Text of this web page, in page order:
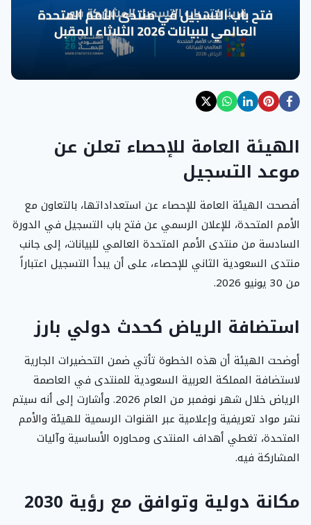
الهيئة العامة للإحصاء تعلن عن
موعد التسجيل
أفصحت الهيئة العامة للإحصاء عن استعداداتها، بالتعاون مع
الأمم المتحدة، للإعلان الرسمي عن فتح باب التسجيل في الدورة
السادسة من منتدى الأمم المتحدة العالمي للبيانات، إلى جانب
منتدى السعودية الثاني للإحصاء، على أن يبدأ التسجيل اعتباراً
من 30 يونيو 2026.
استضافة الرياض كحدث دولي بارز
أوضحت الهيئة أن هذه الخطوة تأتي ضمن التحضيرات الجارية
لاستضافة المملكة العربية السعودية للمنتدى في العاصمة
الرياض خلال شهر نوفمبر من العام 2026. وأشارت إلى أنه سيتم
نشر مواد تعريفية وإعلامية عبر القنوات الرسمية للهيئة والأمم
المتحدة، تغطي أهداف المنتدى ومحاوره الأساسية وآليات
المشاركة فيه.
مكانة دولية وتوافق مع رؤية 2030